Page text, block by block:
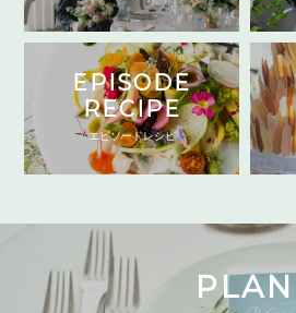
EPISODE
RECIPE
エピソードレシピ
PLAN